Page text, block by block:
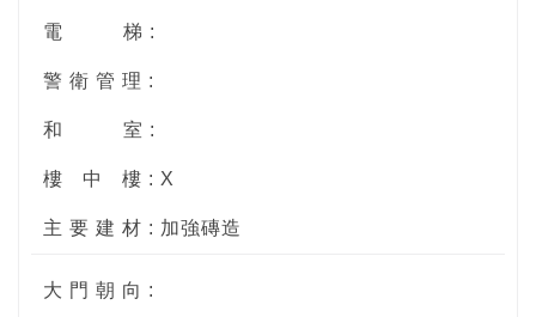
電 梯 :
警 衛 管 理 :
和 室 :
樓 中 樓 : X
主 要 建 材 : 加強磚造
大 門 朝 向 :